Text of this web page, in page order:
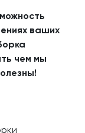
ваших
чем мы